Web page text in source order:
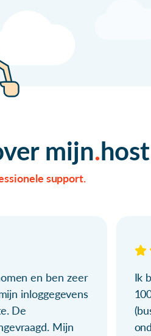
mijn host
support.
en ben zeer
inloggegevens
De
Mijn
Ik